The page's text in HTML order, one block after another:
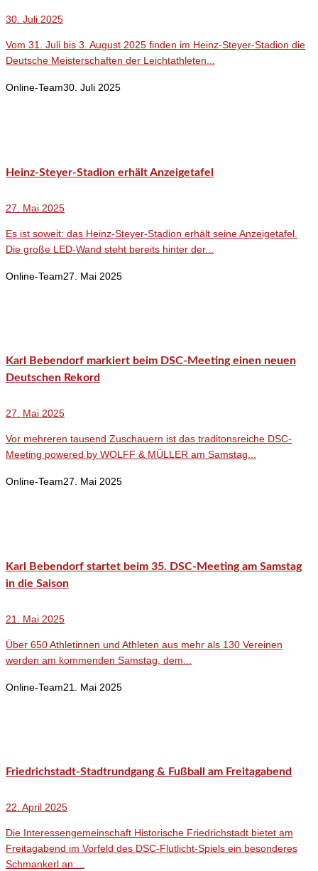
30. Juli 2025
Vom 31. Juli bis 3. August 2025 finden im Heinz-Steyer-Stadion die
Deutsche Meisterschaften der Leichtathleten...
Online-Team30. Juli 2025
Heinz-Steyer-Stadion erhält Anzeigetafel
27. Mai 2025
Es ist soweit: das Heinz-Steyer-Stadion erhält seine Anzeigetafel.
Die große LED-Wand steht bereits hinter der...
Online-Team27. Mai 2025
Karl Bebendorf markiert beim DSC-Meeting einen neuen
Deutschen Rekord
27. Mai 2025
Vor mehreren tausend Zuschauern ist das traditonsreiche DSC-
Meeting powered by WOLFF & MÜLLER am Samstag...
Online-Team27. Mai 2025
Karl Bebendorf startet beim 35. DSC-Meeting am Samstag
in die Saison
21. Mai 2025
Über 650 Athletinnen und Athleten aus mehr als 130 Vereinen
werden am kommenden Samstag, dem...
Online-Team21. Mai 2025
Friedrichstadt-Stadtrundgang & Fußball am Freitagabend
22. April 2025
Die Interessengemeinschaft Historische Friedrichstadt bietet am
Freitagabend im Vorfeld des DSC-Flutlicht-Spiels ein besonderes
Schmankerl an:...